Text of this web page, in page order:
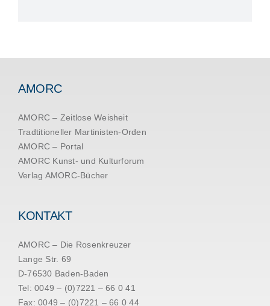
AMORC
AMORC – Zeitlose Weisheit
Tradtitioneller Martinisten-Orden
AMORC – Portal
AMORC Kunst- und Kulturforum
Verlag AMORC-Bücher
KONTAKT
AMORC – Die Rosenkreuzer
Lange Str. 69
D-76530 Baden-Baden
Tel: 0049 – (0)7221 – 66 0 41
Fax: 0049 – (0)7221 – 66 0 44